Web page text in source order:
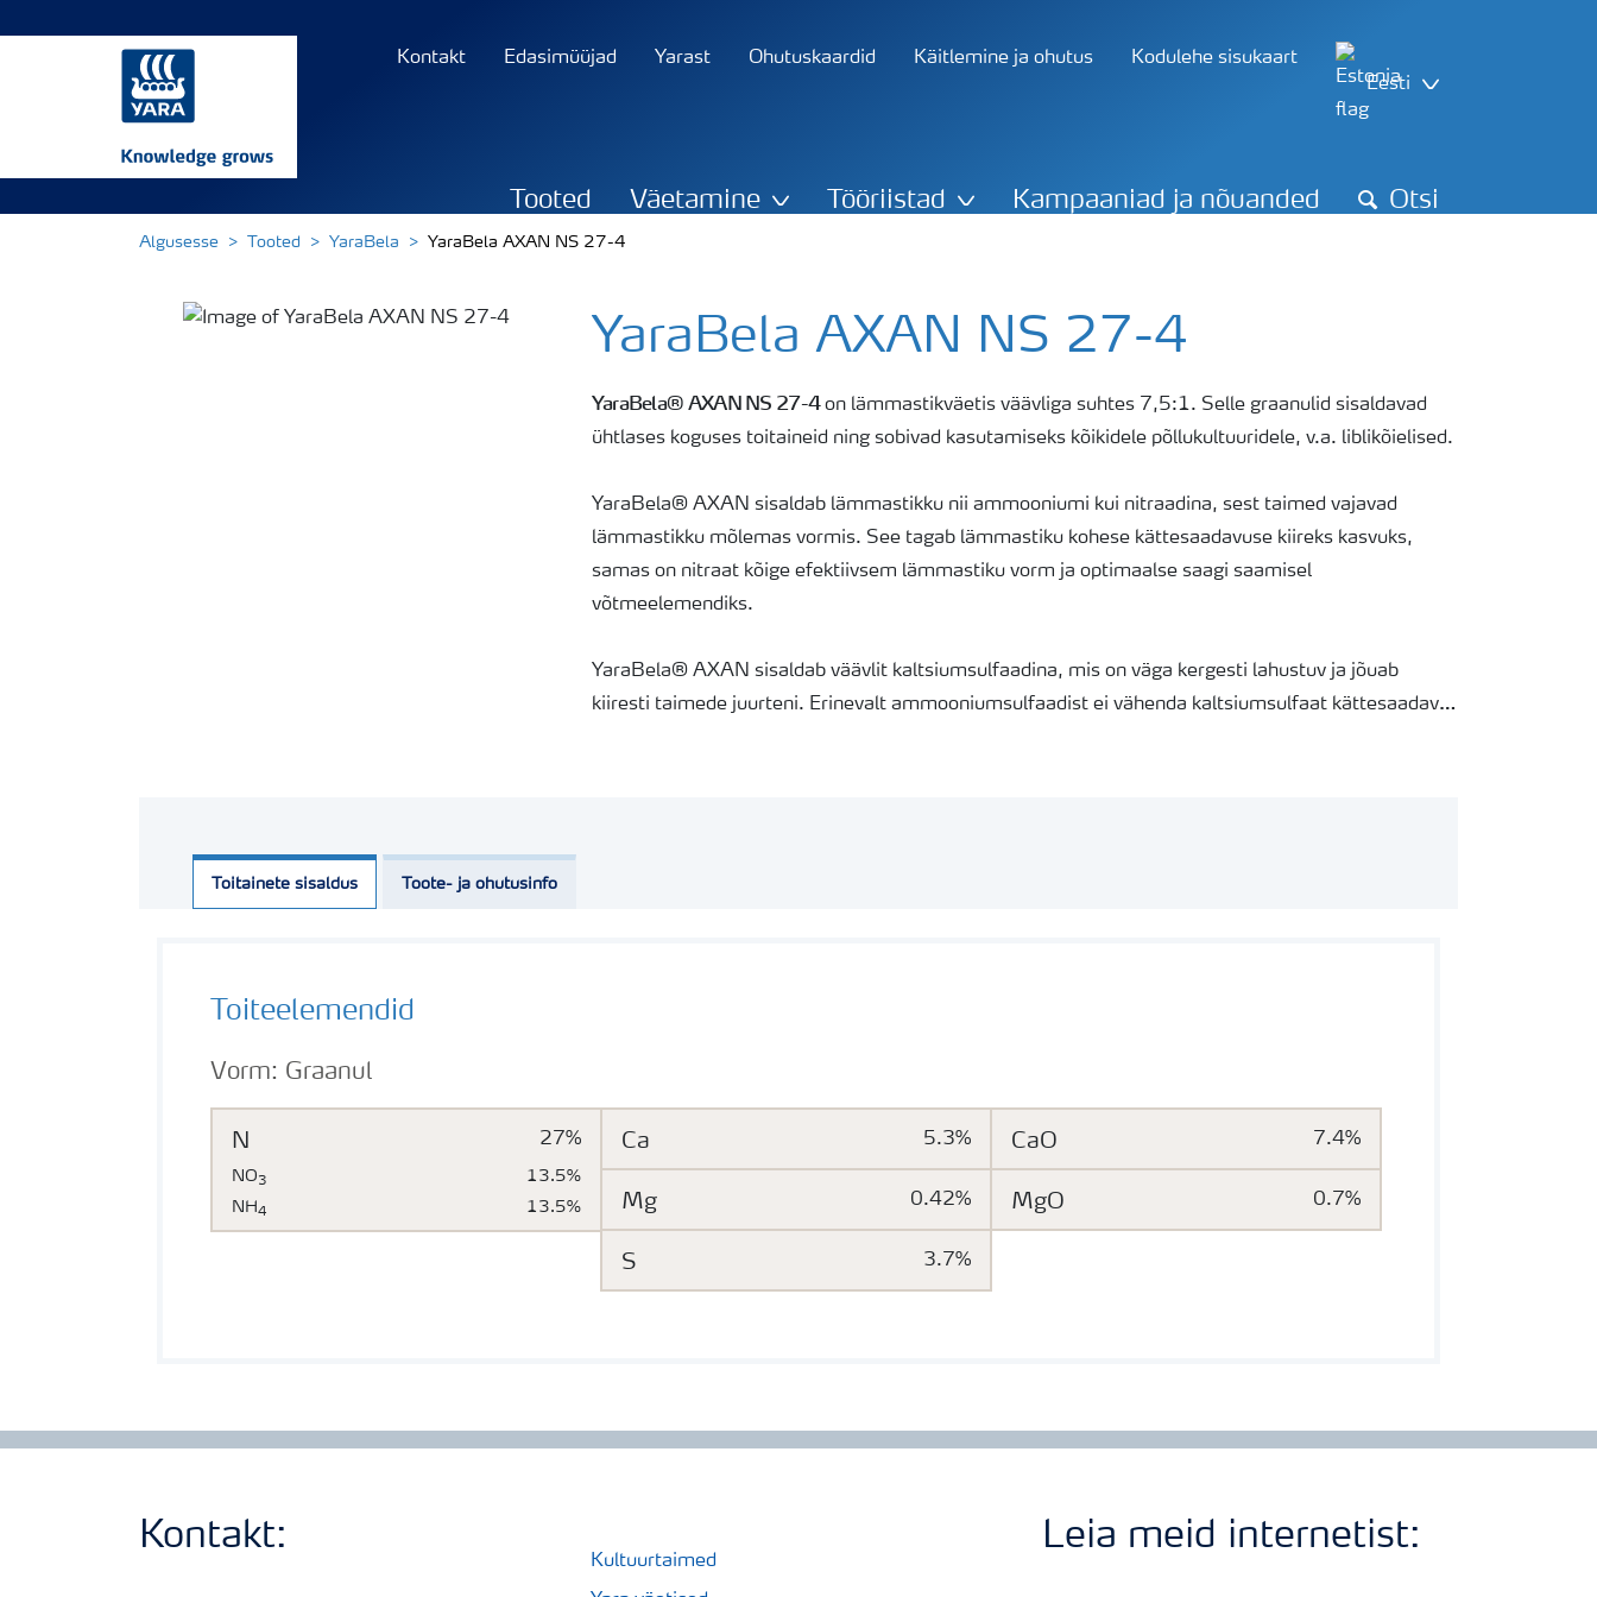
Kontakt Edasimüüjad Yarast Ohutuskaardid Käitlemine ja ohutus
Kodulehe sisukaart
Eesti
Tooted Väetamine Tööriistad Kampaaniad ja nõuanded Otsi
Algusesse Tooted YaraBela YaraBela AXAN NS 27-4
YaraBela AXAN NS 27-4
YaraBela® AXAN NS 27-4on lämmastikväetis väävliga suhtes 7,5:1. Selle graanulid sisaldavad
ühtlases koguses toitaineid ning sobivad kasutamiseks kõikidele põllukultuuridele, v.a. liblikõielised.
YaraBela® AXAN sisaldab lämmastikku nii ammooniumi kui nitraadina, sest taimed vajavad
lämmastikku mõlemas vormis. See tagab lämmastiku kohese kättesaadavuse kiireks kasvuks,
samas on nitraat kõige efektiivsem lämmastiku vorm ja optimaalse saagi saamisel
võtmeelemendiks.
YaraBela® AXAN sisaldab väävlit kaltsiumsulfaadina, mis on väga kergesti lahustuv ja jõuab
kiiresti taimede juurteni. Erinevalt ammooniumsulfaadist ei vähenda kaltsiumsulfaat kättesaadava
Toitainete sisaldus Toote- ja ohutusinfo
Toiteelemendid
N 27%
NO3
13.5%
NH4 13.5%
Ca 5.3% CaO 7.4%
Mg 0.42% MgO 0.7%
S 3.7%
Vorm: Graanul
Kontakt:
Kultuurtaimed
Leia meid internetist: